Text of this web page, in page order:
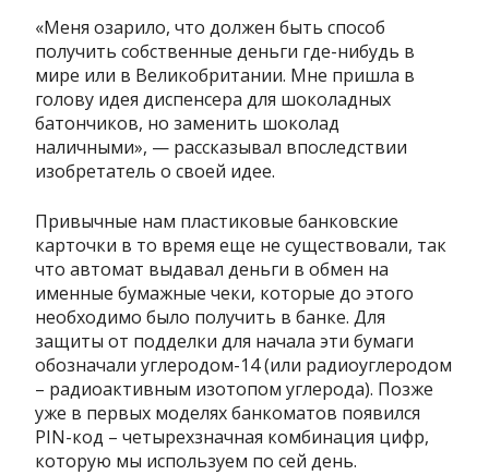
«Меня озарило, что должен быть способ
получить собственные деньги где-нибудь в
мире или в Великобритании. Мне пришла в
голову идея диспенсера для шоколадных
батончиков, но заменить шоколад
наличными», — рассказывал впоследствии
изобретатель о своей идее.
Привычные нам пластиковые банковские
карточки в то время еще не существовали, так
что автомат выдавал деньги в обмен на
именные бумажные чеки, которые до этого
необходимо было получить в банке. Для
защиты от подделки для начала эти бумаги
обозначали углеродом-14 (или радиоуглеродом
– радиоактивным изотопом углерода). Позже
уже в первых моделях банкоматов появился
PIN-код – четырехзначная комбинация цифр,
которую мы используем по сей день.